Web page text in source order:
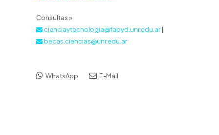
Consultas »
cienciaytecnologia@fapyd.unr.edu.ar|
becas.ciencias@unr.edu.ar
WhatsApp E-Mail